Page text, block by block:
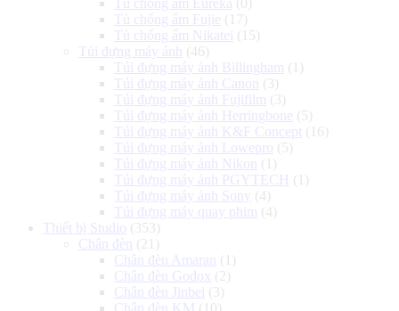
Tủ chống ẩm Fujie (17)
Tủ chống ẩm Nikatei (15)
Túi đựng máy ảnh
(46)
Túi đựng máy ảnh Billingham (1)
Túi đựng máy ảnh Canon
(3)
Túi đựng máy ảnh Fujifilm (3)
Túi đựng máy ảnh Herringbone (5)
Túi đựng máy ảnh K&F Concept (16)
Túi đựng máy ảnh Lowepro (5)
Túi đựng máy ảnh Nikon
(1)
Túi đựng máy ảnh PGYTECH
(1)
Túi đựng máy ảnh Sony (4)
Túi đựng máy quay phim (4)
Thiết bị Studio (353)
Chân đèn
(21)
Chân đèn Amaran
(1)
Chân đèn Godox (2)
Chân đèn Jinbei (3)
Chân đèn KM (10)